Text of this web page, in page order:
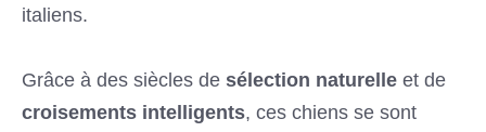
italiens.
Grâce à des siècles de sélection naturelle et de
croisements intelligents, ces chiens se sont